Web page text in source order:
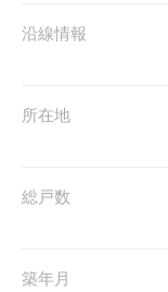
沿線情報
所在地
総戸数
築年月